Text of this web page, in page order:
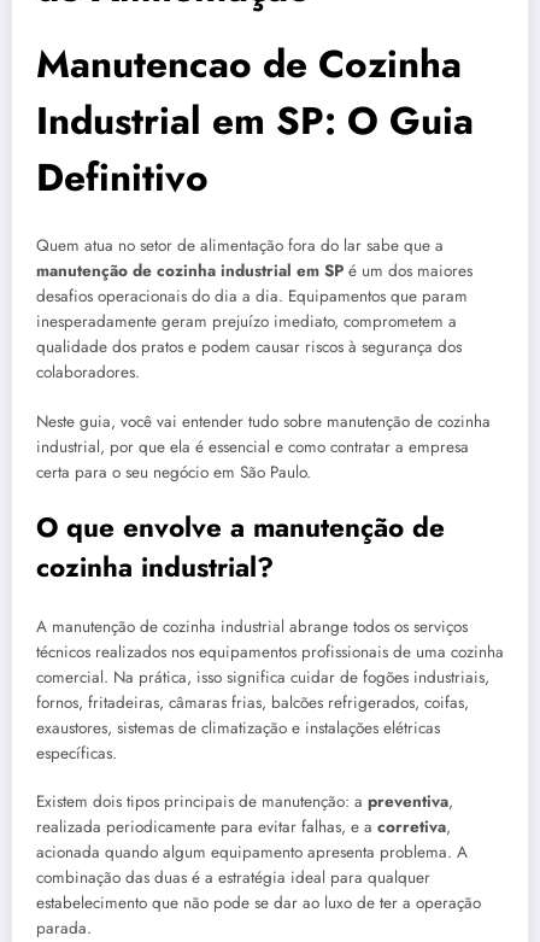
Manutencao de Cozinha
Industrial em SP: O Guia
Definitivo
Quem atua no setor de alimentação fora do lar sabe que a
manutenção de cozinha industrial em SP é um dos maiores
desafios operacionais do dia a dia. Equipamentos que param
inesperadamente geram prejuízo imediato, comprometem a
qualidade dos pratos e podem causar riscos à segurança dos
colaboradores.
Neste guia, você vai entender tudo sobre manutenção de cozinha
industrial, por que ela é essencial e como contratar a empresa
certa para o seu negócio em São Paulo.
O que envolve a manutenção de
cozinha industrial?
A manutenção de cozinha industrial abrange todos os serviços
técnicos realizados nos equipamentos profissionais de uma cozinha
comercial. Na prática, isso significa cuidar de fogões industriais,
fornos, fritadeiras, câmaras frias, balcões refrigerados, coifas,
exaustores, sistemas de climatização e instalações elétricas
específicas.
Existem dois tipos principais de manutenção: a preventiva,
realizada periodicamente para evitar falhas, e a corretiva,
acionada quando algum equipamento apresenta problema. A
combinação das duas é a estratégia ideal para qualquer
estabelecimento que não pode se dar ao luxo de ter a operação
parada.